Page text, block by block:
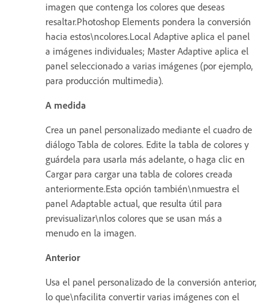
imagen que contenga los colores que deseas
resaltar.Photoshop Elements pondera la conversión
hacia estos\ncolores.Local Adaptive aplica el panel
a imágenes individuales; Master Adaptive aplica el
panel seleccionado a varias imágenes (por ejemplo,
para producción multimedia).
A medida
Crea un panel personalizado mediante el cuadro de
diálogo Tabla de colores. Edite la tabla de colores y
guárdela para usarla más adelante, o haga clic en
Cargar para cargar una tabla de colores creada
anteriormente.Esta opción también\nmuestra el
panel Adaptable actual, que resulta útil para
previsualizar\nlos colores que se usan más a
menudo en la imagen.
Anterior
Usa el panel personalizado de la conversión anterior,
lo que\nfacilita convertir varias imágenes con el